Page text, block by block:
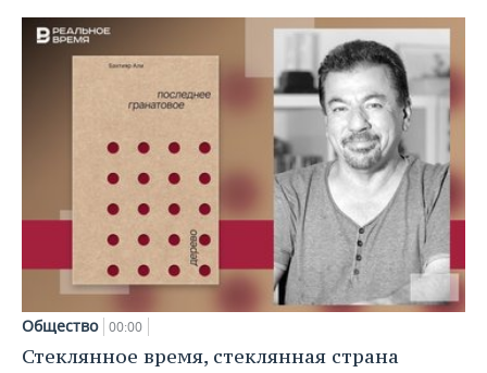
Общество 00:00
Стеклянное время, стеклянная страна